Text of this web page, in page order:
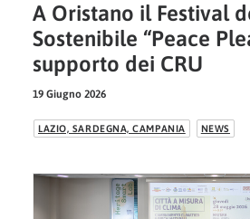
A Oristano il Festival
Sostenibile “Peace
supporto dei CRU
19 Giugno 2026
LAZIO, SARDEGNA, CAMPANIA NEWS